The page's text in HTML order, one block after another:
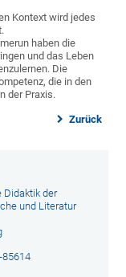
Kontext wird jedes
haben die
und das Leben
Die
die in den
der Praxis.
Zurück
Didaktik der
und Literatur
85614